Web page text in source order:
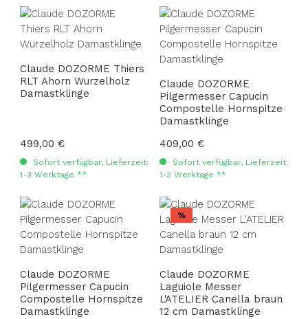
Claude DOZORME Thiers
RLT Ahorn Wurzelholz
Damastklinge
Regulärer Preis:
499,00 €
Sofort verfügbar, Lieferzeit:
1-3 Werktage **
Claude DOZORME
Pilgermesser Capucin
Compostelle Hornspitze
Damastklinge
Regulärer Preis:
409,00 €
Sofort verfügbar, Lieferzeit:
1-3 Werktage **
Claude DOZORME
Pilgermesser Capucin
Compostelle Hornspitze
Damastklinge
Rabatt
%
Claude DOZORME
Laguiole Messer
L'ATELIER Canella braun
12 cm Damastklinge